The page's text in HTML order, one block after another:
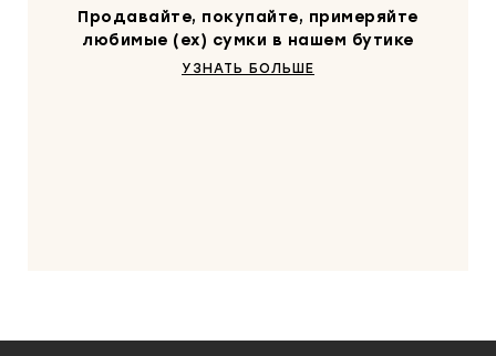
Продавайте, покупайте, примеряйте
любимые (ex) сумки в нашем бутике
УЗНАТЬ БОЛЬШЕ